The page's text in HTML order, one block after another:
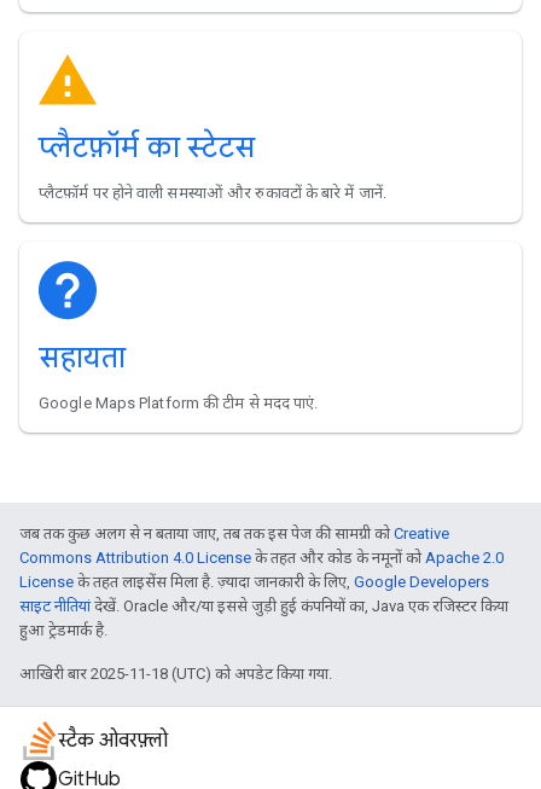
प्लैटफ़ॉर्म का स्टेटस
प्लैटफ़ॉर्म पर होने वाली समस्याओं और रुकावटों के बारे में जानें.
सहायता
Google Maps Platform की टीम से मदद पाएं.
जब तक कुछ अलग से न बताया जाए, तब तक इस पेज की सामग्री कोCreative
Commons Attribution 4.0 License के तहत और कोड के नमूनों कोApache 2.0
License के तहत लाइसेंस मिला है. ज़्यादा जानकारी के लिए, Google Developers
साइट नीतियांदेखें. Oracle और/या इससे जुड़ी हुई कंपनियों का, Java एक रजिस्टर किया
हुआ ट्रेडमार्क है.
आखिरी बार 2025-11-18 (UTC) को अपडेट किया गया.
स्टैक ओवरफ़्लो
GitHub